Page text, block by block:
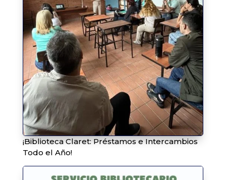
¡Biblioteca Claret: Préstamos e Intercambios
Todo el Año!